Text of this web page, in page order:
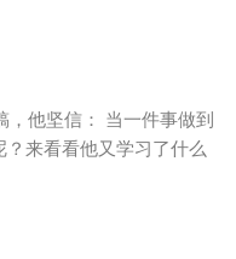
他坚信： 当一件事做到
来看看他又学习了什么